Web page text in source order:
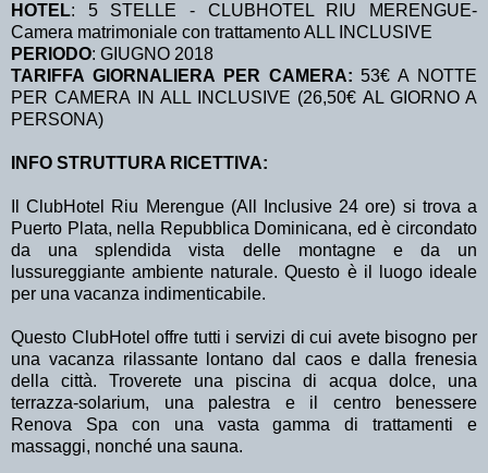
HOTEL: 5 STELLE - CLUBHOTEL RIU MERENGUE-
Camera matrimoniale con trattamento ALL INCLUSIVE
PERIODO: GIUGNO 2018
TARIFFA GIORNALIERA PER CAMERA: 53€ A NOTTE
PER CAMERA IN ALL INCLUSIVE (26,50€ AL GIORNO A
PERSONA)
INFO STRUTTURA RICETTIVA:
Il ClubHotel Riu Merengue (All Inclusive 24 ore) si trova a
Puerto Plata, nella Repubblica Dominicana, ed è circondato
da una splendida vista delle montagne e da un
lussureggiante ambiente naturale. Questo è il luogo ideale
per una vacanza indimenticabile.
Questo ClubHotel offre tutti i servizi di cui avete bisogno per
una vacanza rilassante lontano dal caos e dalla frenesia
della città. Troverete una piscina di acqua dolce, una
terrazza-solarium, una palestra e il centro benessere
Renova Spa con una vasta gamma di trattamenti e
massaggi, nonché una sauna.